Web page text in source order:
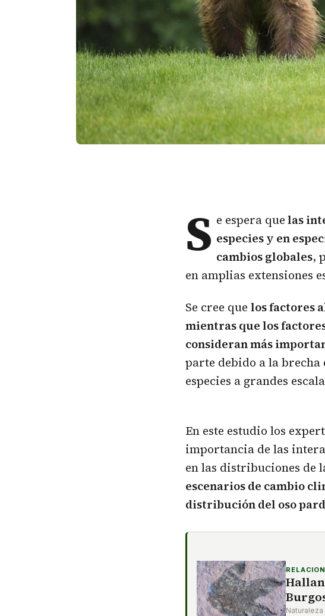
S e espera quelas
especies y en
cambios globales,
en amplias extensiones
Se cree que los factores
mientras que los
consideran más
parte debido a la brecha
especies a grandes
En este estudio los
importancia de las
en las distribuciones de
escenarios de cambio
distribución del oso
Naturaleza